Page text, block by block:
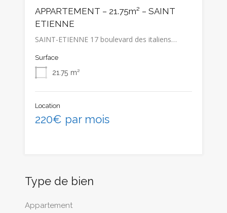
APPARTEMENT – 21.75m² – SAINT
ETIENNE
SAINT-ETIENNE 17 boulevard des italiens…
Surface
21.75 m²
Location
220€ par mois
Type de bien
Appartement